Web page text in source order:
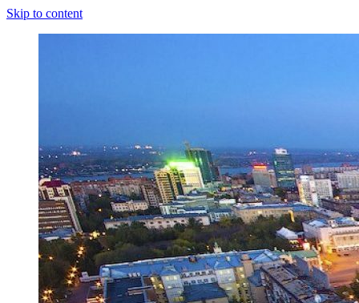
Skip to content